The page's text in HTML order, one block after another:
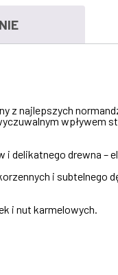
z najlepszych
wpływem
i delikatnego drewna –
i subtelnego
i nut karmelowych.